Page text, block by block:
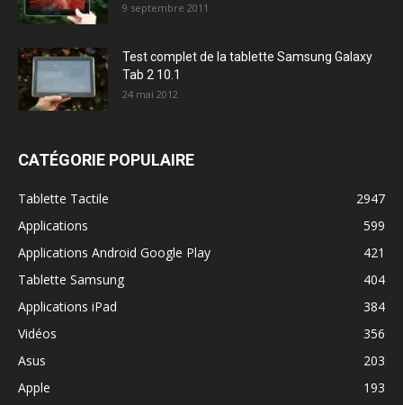
9 septembre 2011
Test complet de la tablette Samsung Galaxy
Tab 2 10.1
24 mai 2012
CATÉGORIE POPULAIRE
Tablette Tactile
2947
Applications
599
Applications Android Google Play
421
Tablette Samsung
404
Applications iPad
384
Vidéos
356
Asus
203
Apple
193